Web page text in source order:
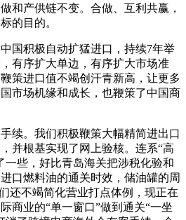
和产供链不变。合做、互利共赢，
的目的。
积极自动扩猛进口，持续7年举
有序扩大单边，有序扩大市场准
策进口值不竭创汗青新高，让更多
市场机缘和成长，也鞭策了中国商
。我们积极鞭策大幅精简进出口
并根基实现了网上验核。连系“高
一些，好比青岛海关把涉税化验和
口燃料油的通关时效，储油罐的周
还不竭简化营业打点体例，现正在
商业的“单一窗口”做到通关“一坐